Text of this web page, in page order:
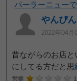
パーラーニュー
やんぴん
2022年04月
昔ながらのお店
にしてる方だと思
営業 1